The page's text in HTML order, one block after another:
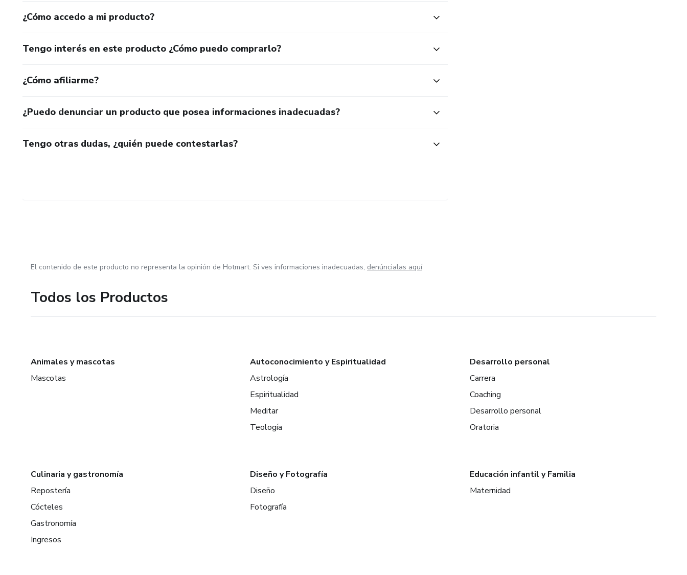
¿Cómo accedo a mi producto?
Tengo interés en este producto ¿Cómo puedo comprarlo?
¿Cómo afiliarme?
¿Puedo denunciar un producto que posea informaciones inadecuadas?
Tengo otras dudas, ¿quién puede contestarlas?
El contenido de este producto no representa la opinión de Hotmart. Si ves informaciones inadecuadas, denúncialas aquí
Todos los Productos
Animales y mascotas
Mascotas
Autoconocimiento y Espiritualidad
Astrología
Espiritualidad
Meditar
Teología
Desarrollo personal
Carrera
Coaching
Desarrollo personal
Oratoria
Culinaria y gastronomía
Repostería
Cócteles
Gastronomía
Ingresos
Diseño y Fotografía
Diseño
Fotografía
Educación infantil y Familia
Maternidad